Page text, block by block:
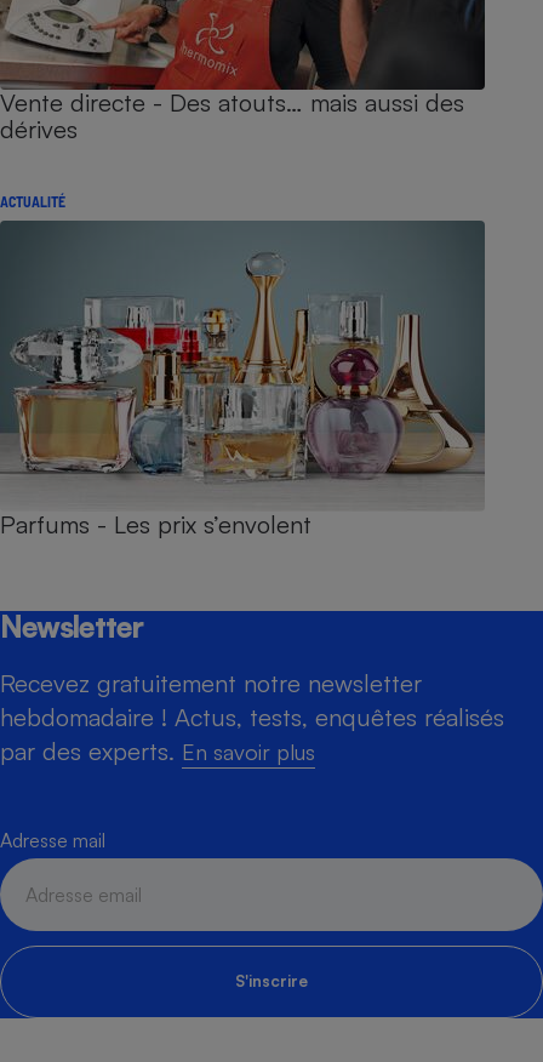
Vente directe - Des atouts… mais aussi des
dérives
ACTUALITÉ
Parfums - Les prix s’envolent
Newsletter
Recevez gratuitement notre newsletter
hebdomadaire ! Actus, tests, enquêtes réalisés
par des experts. En savoir plus
Adresse mail
S'inscrire